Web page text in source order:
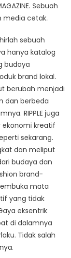
Sebuah
media cetak.
sebuah
hanya katalog
budaya
brand lokal.
berubah menjadi
dan berbeda
RIPPLE juga
ekonomi kreatif
sekarang.
dan meliput
budaya dan
brand-
mata
yang tidak
eksentrik
di dalamnya
Tidak salah